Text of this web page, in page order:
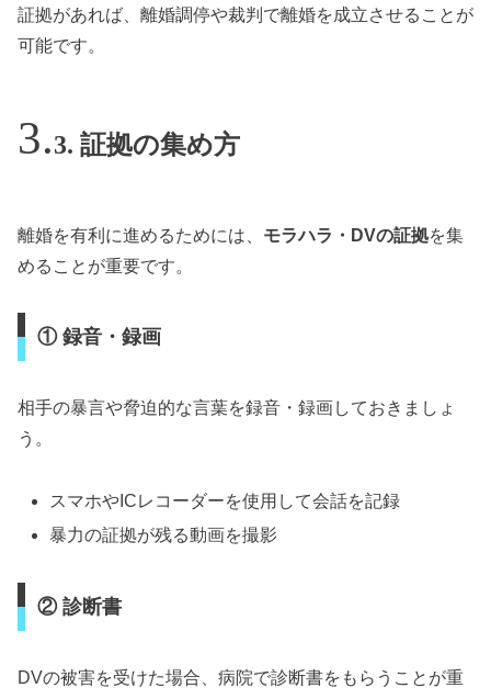
証拠があれば、離婚調停や裁判で離婚を成立させることが
可能です。
3. 証拠の集め方
離婚を有利に進めるためには、 モラハラ・DVの証拠を集
めることが重要です。
① 録音・録画
相手の暴言や脅迫的な言葉を録音・録画しておきましょ
う。
スマホやICレコーダーを使用して会話を記録
暴力の証拠が残る動画を撮影
② 診断書
DVの被害を受けた場合、病院で診断書をもらうことが重